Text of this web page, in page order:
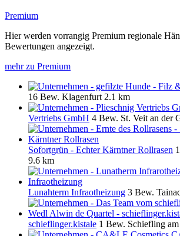
Premium
Hier werden vorrangig Premium regionale
Bewertungen angezeigt.
mehr zu Premium
16 Bew. Klagenfurt 2.1 km
Vertriebs GmbH 4 Bew. St. Veit an der
Sofortgrün - Echter Kärntner Rollrasen
9.6 km
Lunahterm Infraotheizung 3 Bew.
schieflinger.kistale 1 Bew. Schiefling